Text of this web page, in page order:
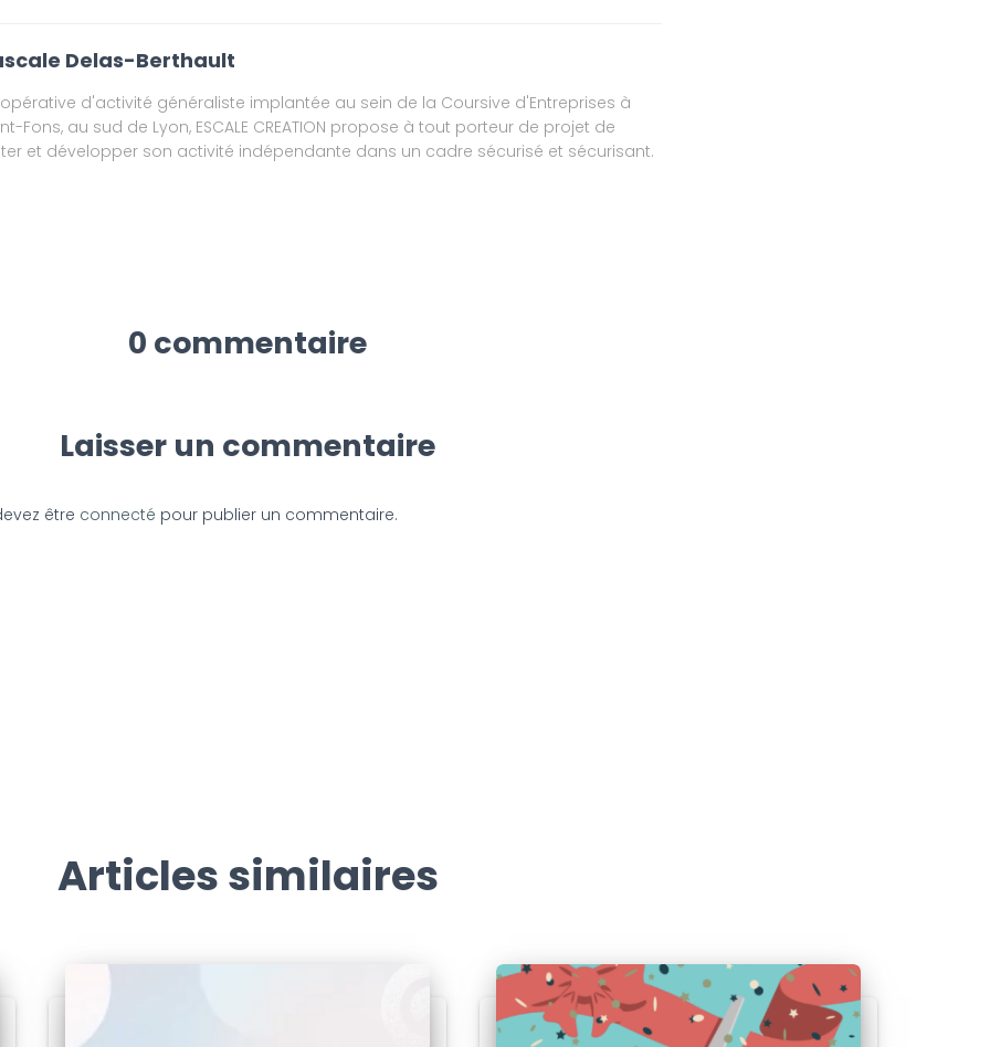
Delas-Berthault
d'activité généraliste implantée au sein de la Coursive d'Entreprises à
Fons, au sud de Lyon, ESCALE CREATION propose à tout porteur de projet de
et développer son activité indépendante dans un cadre sécurisé et sécurisant.
0 commentaire
Laisser un commentaire
être connecté pour publier un commentaire.
Articles similaires